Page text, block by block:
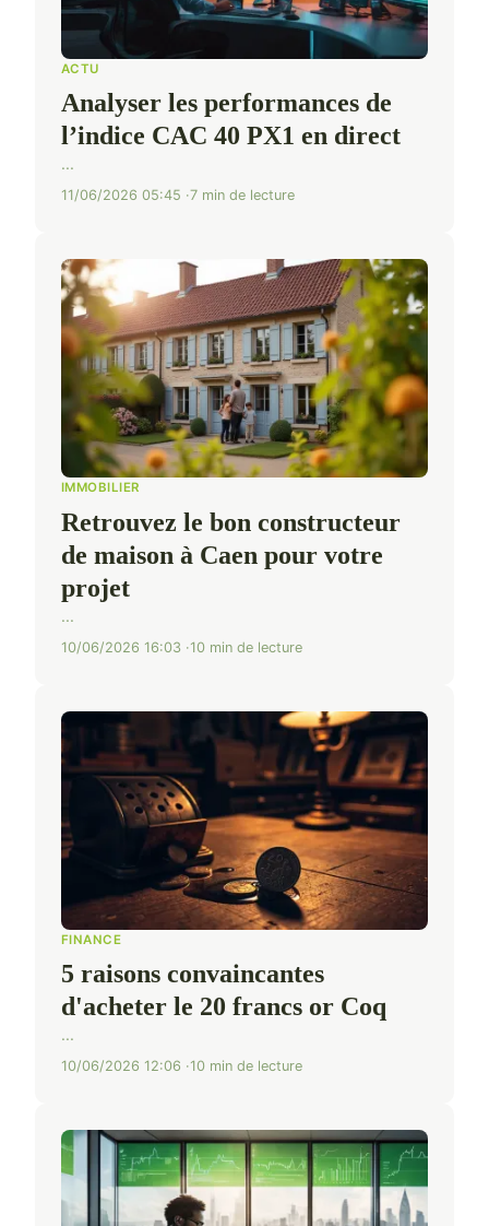
ACTU
Analyser les performances de
l’indice CAC 40 PX1 en direct
...
11/06/2026 05:45 7 min de lecture
IMMOBILIER
Retrouvez le bon constructeur
de maison à Caen pour votre
projet
...
10/06/2026 16:03 10 min de lecture
FINANCE
5 raisons convaincantes
d'acheter le 20 francs or Coq
...
10/06/2026 12:06 10 min de lecture